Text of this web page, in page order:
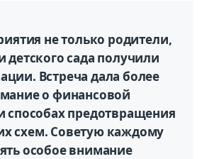
не только родители,
детского сада получили
Встреча дала более
о финансовой
способах предотвращения
схем. Советую каждому
особое внимание